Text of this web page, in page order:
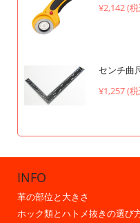
¥2,142 (
センチ曲
¥1,257 (
INFO
革の部位と大きさ
ホック類とハトメ抜きの選び